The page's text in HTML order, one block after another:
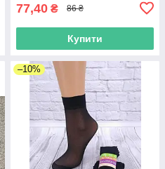
77,40 ₴ 86 ₴
Купити
–10%